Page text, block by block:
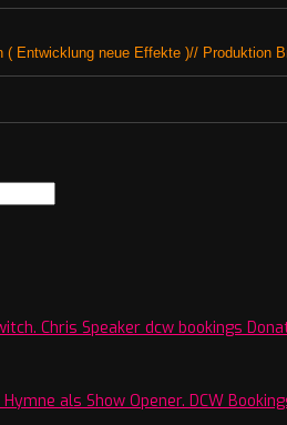
( Entwicklung neue Effekte )// Produktion